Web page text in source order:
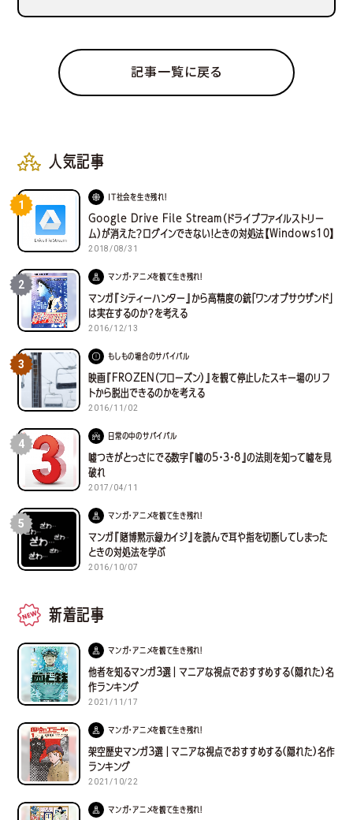
記事一覧に戻る
人気記事
1
IT社会を生き残れ！
Google Drive File Stream（ドライブファイルストリー
ム）が消えた？ログインできない！ときの対処法【Windows10】
2018/08/31
2
マンガ・アニメを観て生き残れ！
マンガ『シティーハンター』から高精度の銃「ワンオブサウザンド」
は実在するのか？を考える
2016/12/13
3
もしもの場合のサバイバル
映画『FROZEN（フローズン）』を観て停止したスキー場のリフ
トから脱出できるのかを考える
2016/11/02
4
日常の中のサバイバル
嘘つきがとっさにでる数字『嘘の5・3・8』の法則を知って嘘を見
破れ
2017/04/11
5
マンガ・アニメを観て生き残れ！
マンガ『賭博黙示録カイジ』を読んで耳や指を切断してしまった
ときの対処法を学ぶ
2016/10/07
新着記事
マンガ・アニメを観て生き残れ！
他者を知るマンガ３選｜マニアな視点でおすすめする(隠れた)名
作ランキング
2021/11/17
マンガ・アニメを観て生き残れ！
架空歴史マンガ３選｜マニアな視点でおすすめする(隠れた)名作
ランキング
2021/10/22
マンガ・アニメを観て生き残れ！